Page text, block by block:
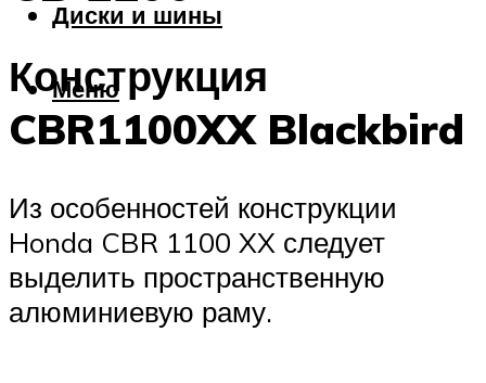
Диски и шины
Меню
Конструкция
CBR1100XX Blackbird
Из особенностей конструкции
Honda CBR 1100 XX следует
выделить пространственную
алюминиевую раму.